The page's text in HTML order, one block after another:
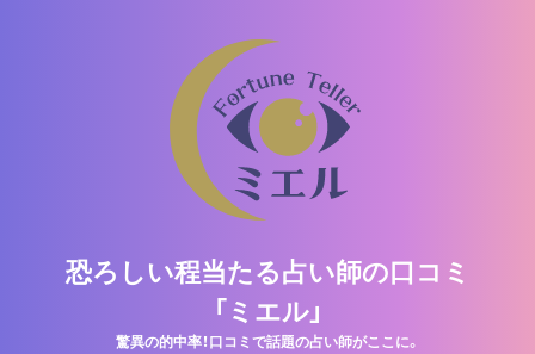
恐ろしい程当たる占い師の口コミ
「ミエル」
驚異の的中率！口コミで話題の占い師がここに。